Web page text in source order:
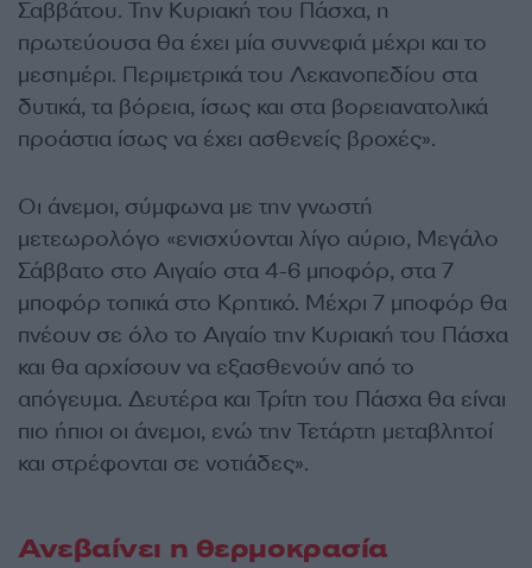
Σαββάτου. Την Κυριακή του Πάσχα, η
πρωτεύουσα θα έχει μία συννεφιά μέχρι και το
μεσημέρι. Περιμετρικά του Λεκανοπεδίου στα
δυτικά, τα βόρεια, ίσως και στα βορειανατολικά
προάστια ίσως να έχει ασθενείς βροχές».
Οι άνεμοι, σύμφωνα με την γνωστή
μετεωρολόγο «ενισχύονται λίγο αύριο, Μεγάλο
Σάββατο στο Αιγαίο στα 4-6 μποφόρ, στα 7
μποφόρ τοπικά στο Κρητικό. Μέχρι 7 μποφόρ θα
πνέουν σε όλο το Αιγαίο την Κυριακή του Πάσχα
και θα αρχίσουν να εξασθενούν από το
απόγευμα. Δευτέρα και Τρίτη του Πάσχα θα είναι
πιο ήπιοι οι άνεμοι, ενώ την Τετάρτη μεταβλητοί
και στρέφονται σε νοτιάδες».
Ανεβαίνει η θερμοκρασία